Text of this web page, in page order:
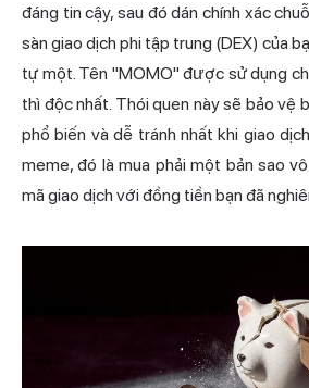
đáng tin cậy, sau đó dán chính xác
sàn giao dịch phi tập trung (DEX) của
tự một. Tên "MOMO" được sử dụng
thì độc nhất. Thói quen này sẽ bảo vệ
phổ biến và dễ tránh nhất khi giao
meme, đó là mua phải một bản sao
mã giao dịch với đồng tiền bạn đã